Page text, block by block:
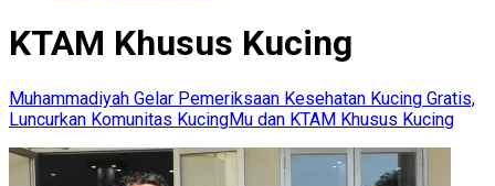
KTAM Khusus Kucing
Muhammadiyah Gelar Pemeriksaan Kesehatan Kucing Gratis,
Luncurkan Komunitas KucingMu dan KTAM Khusus Kucing